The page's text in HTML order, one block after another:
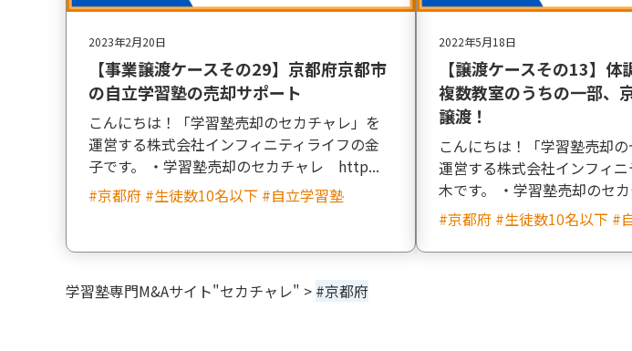
2023年2月20日
【事業譲渡ケースその29】京都府京都市
の自立学習塾の売却サポート
こんにちは！「学習塾売却のセカチャレ」を
運営する株式会社インフィニティライフの金
子です。 ・学習塾売却のセカチャレ http...
#京都府 #生徒数10名以下 #自立学習塾
2022年5月18日
【譲渡ケースその13】体
複数教室のうちの一部、
譲渡！
こんにちは！「学習塾売却
運営する株式会社インフィ
木です。 ・学習塾売却のセ
#京都府 #生徒数10名以下 #
学習塾専門M&Aサイト"セカチャレ" > #京都府